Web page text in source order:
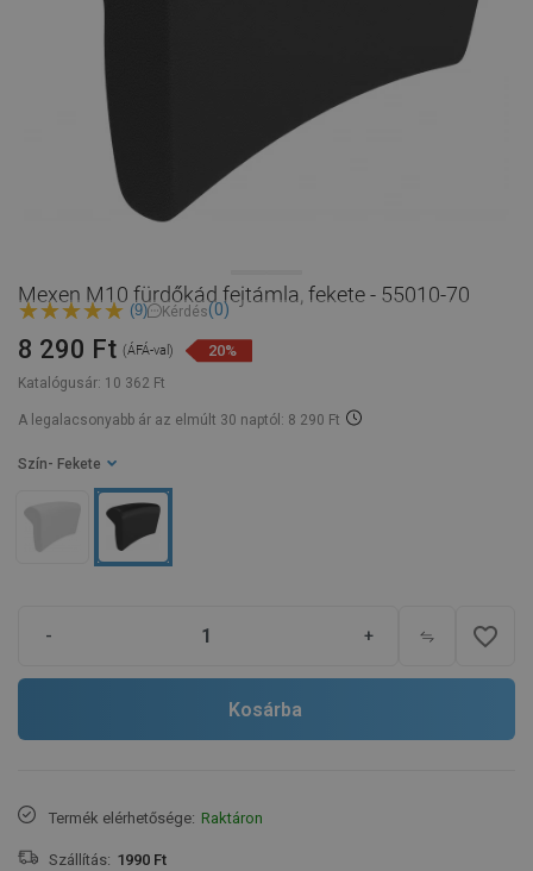
Mexen M10 fürdőkád fejtámla, fekete - 55010-70
(9) Kérdés(0)
Katalógusár: 10 362 Ft
8 290 Ft (ÁFÁ-val) 20%
A legalacsonyabb ár az elmúlt 30 naptól: 8 290 Ft
Szín - Fekete
- + favorite_border
Kosárba
Termék elérhetősége: Raktáron
Szállítás: 1990 Ft